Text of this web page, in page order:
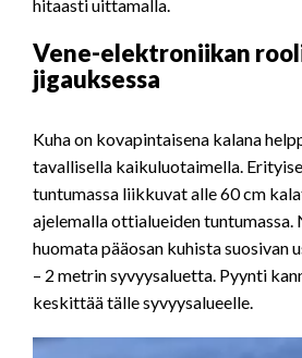
hitaasti uittamalla.
Vene-elektroniikan
jigauksessa
Kuha on kovapintaisena kalana
tavallisella kaikuluotaimella.
tuntumassa liikkuvat alle 60 cm
ajelemalla ottialueiden tuntumassa.
huomata pääosan kuhista suosivan
– 2 metrin syvyysaluetta. Pyynti
keskittää tälle syvyysalueelle.